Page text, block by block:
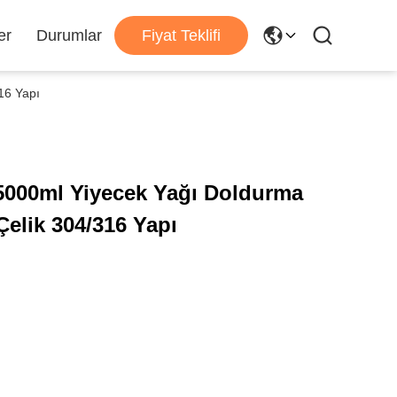
Durumlar Fiyat Teklifi
Yapı
Yiyecek Yağı Doldurma
304/316 Yapı